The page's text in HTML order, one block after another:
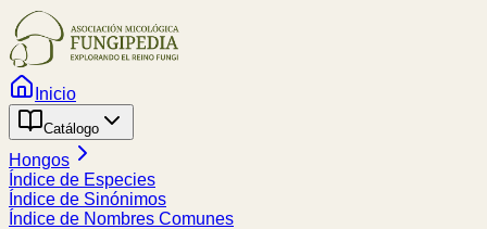
Inicio
Catálogo
Hongos
Índice de Especies
Índice de Sinónimos
Índice de Nombres Comunes